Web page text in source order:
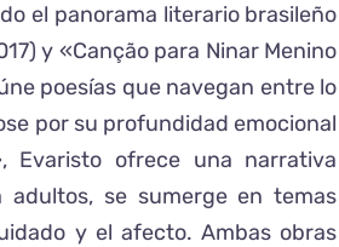
el panorama literario brasileño
y «Canção para Ninar Menino
poesías que navegan entre lo
por su profundidad emocional
Evaristo ofrece una narrativa
se sumerge en temas
y el afecto. Ambas obras